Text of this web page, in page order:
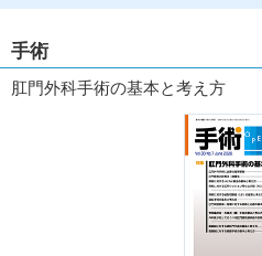
手術
肛門外科手術の基本と考え方